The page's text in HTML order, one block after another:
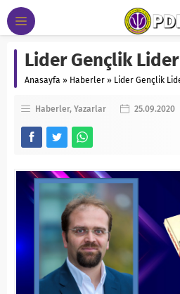
Lider Gençlik
Anasayfa » Haberler » Lider Gençlik
Haberler Yazarlar 25.09.2020